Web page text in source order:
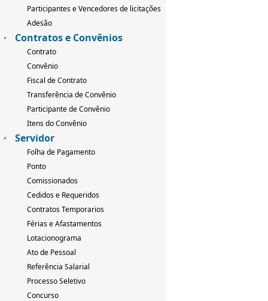
Participantes e Vencedores de licitações
Adesão
Contratos e Convênios
Contrato
Convênio
Fiscal de Contrato
Transferência de Convênio
Participante de Convênio
Itens do Convênio
Servidor
Folha de Pagamento
Ponto
Comissionados
Cedidos e Requeridos
Contratos Temporarios
Férias e Afastamentos
Lotacionograma
Ato de Pessoal
Referência Salarial
Processo Seletivo
Concurso